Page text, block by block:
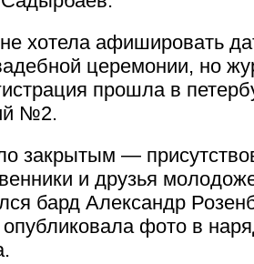
хотела афишировать
церемонии, но
прошла в
№2.
закрытым —
и друзья
бард Александр
опубликовала фото в